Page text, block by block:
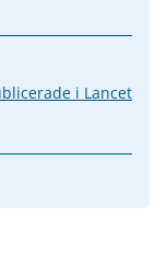
i Lancet